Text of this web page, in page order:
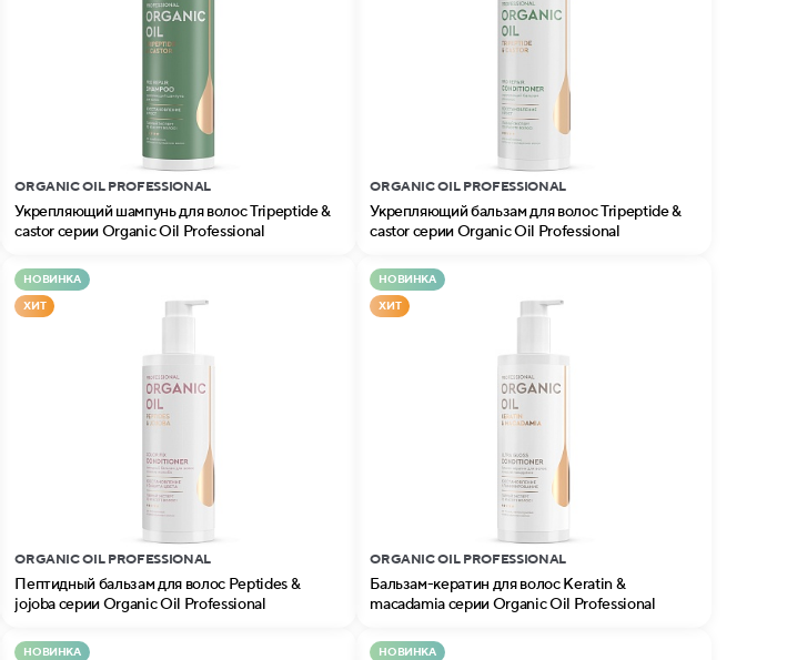
ORGANIC OIL PROFESSIONAL
Укрепляющий шампунь для волос Tripeptide &
castor серии Organic Oil Professional
ORGANIC OIL PROFESSIONAL
Укрепляющий бальзам для волос Tripeptide &
castor серии Organic Oil Professional
НОВИНКА
ХИТ
ORGANIC OIL PROFESSIONAL
Пептидный бальзам для волос Peptides &
jojoba серии Organic Oil Professional
НОВИНКА
ХИТ
ORGANIC OIL PROFESSIONAL
Бальзам-кератин для волос Keratin &
macadamia серии Organic Oil Professional
НОВИНКА
НОВИНКА